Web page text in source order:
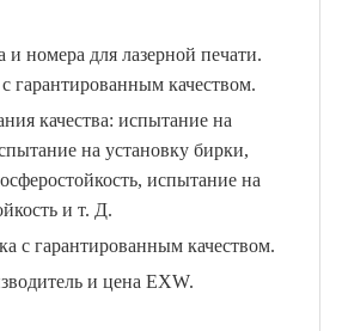
и номера для лазерной печати.
гарантированным качеством.
качества: испытание на
на установку бирки,
испытание на
и т. Д.
с гарантированным качеством.
и цена EXW.